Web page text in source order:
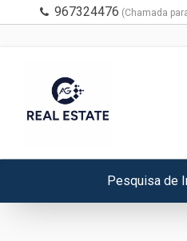
967324476 (Chamada
Pesquisa de